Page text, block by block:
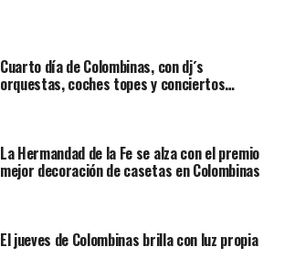
Cuarto día de Colombinas, con dj´s
orquestas, coches topes y conciertos…
La Hermandad de la Fe se alza con el premio
mejor decoración de casetas en Colombinas
El jueves de Colombinas brilla con luz propia